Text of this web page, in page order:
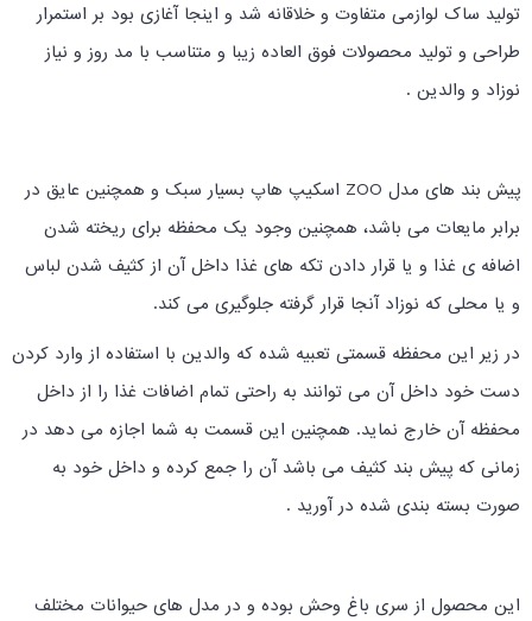
تولید ساک لوازمی متفاوت و خلاقانه شد و اینجا آغازی بود بر استمرار
طراحی و تولید محصولات فوق العاده زیبا و متناسب با مد روز و نیاز
نوزاد و والدین .
پیش بند های مدل ZOO اسکیپ هاپ بسیار سبک و همچنین عایق در
برابر مایعات می باشد، همچنین وجود یک محفظه برای ریخته شدن
اضافه ی غذا و یا قرار دادن تکه های غذا داخل آن از کثیف شدن لباس
و یا محلی که نوزاد آنجا قرار گرفته جلوگیری می کند.
در زیر این محفظه قسمتی تعبیه شده که والدین با استفاده از وارد کردن
دست خود داخل آن می توانند به راحتی تمام اضافات غذا را از داخل
محفظه آن خارج نماید. همچنین این قسمت به شما اجازه می دهد در
زمانی که پیش بند کثیف می باشد آن را جمع کرده و داخل خود به
صورت بسته بندی شده در آورید .
این محصول از سری باغ وحش بوده و در مدل های حیوانات مختلف